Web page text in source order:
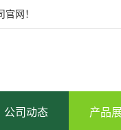
网！
公司动态 产品